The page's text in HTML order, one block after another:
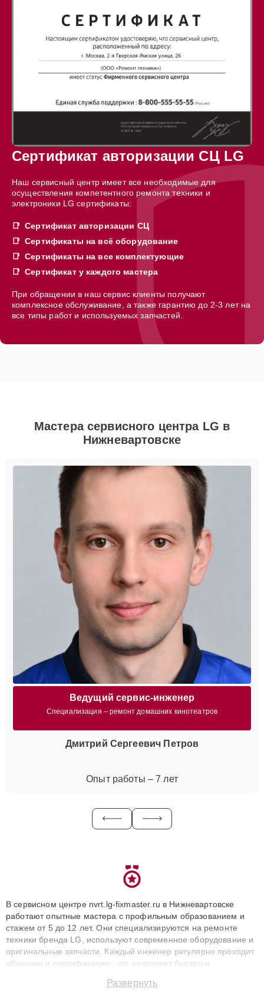
Сертификат авторизации СЦ LG
Наш сервисный центр имеет все необходимые для
осуществления компетентного ремонта техники и
электроники LG сертификаты:
Сертификат авторизации СЦ
Сертификаты на всё оборудование
Сертификаты на все комплектующие
Сертификат у каждого мастера
При обращении в наш сервис клиенты получают
комплексное обслуживание, а также гарантию до 2-3 лет на
все типы работ и используемых запчастей.
Мастера сервисного центра LG в
Нижневартовске
Ведущий сервис-инженер
Специализация – ремонт домашних кинотеатров
Дмитрий Сергеевич Петров
Опыт работы – 7 лет
В сервисном центре nvrt.lg-fixmaster.ru в Нижневартовске
работают опытные мастера с профильным образованием и
стажем от 5 до 12 лет. Они специализируются на ремонте
техники бренда LG, используют современное оборудование и
оригинальные запчасти. Каждый инженер регулярно проходит
обучение и сертификацию, что позволяет быстро и
сохранением гарантии до 3 лет. Наши мастера решают
Развернуть